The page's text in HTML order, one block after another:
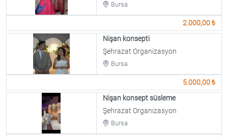
Bursa
2.000,00 ₺
Nişan konsepti
Şehrazat Organizasyon
Bursa
5.000,00 ₺
Nişan konsept süsleme
Şehrazat Organizasyon
Bursa